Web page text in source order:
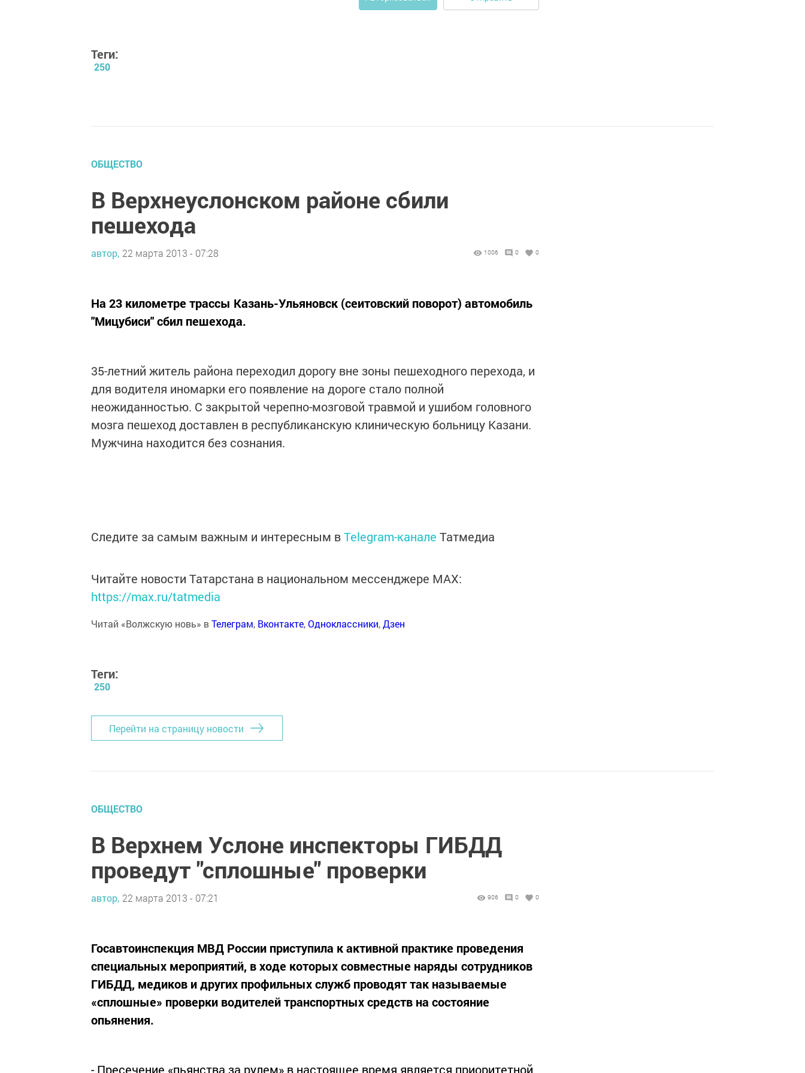
Теги:
250
ОБЩЕСТВО
В Верхнеуслонском районе сбили
пешехода
автор, 22 марта 2013 - 07:28 1006 0 0
На 23 километре трассы Казань-Ульяновск (сеитовский поворот) автомобиль
"Мицубиси" сбил пешехода.
35-летний житель района переходил дорогу вне зоны пешеходного перехода, и
для водителя иномарки его появление на дороге стало полной
неожиданностью. С закрытой черепно-мозговой травмой и ушибом головного
мозга пешеход доставлен в республиканскую клиническую больницу Казани.
Мужчина находится без сознания.
Следите за самым важным и интересным вTelegram-канале Татмедиа
Читайте новости Татарстана в национальном мессенджере MАХ:
https://max.ru/tatmedia
Читай «Волжскую новь» вТелеграм, Вконтакте,Одноклассники,Дзен
Теги:
250
Перейти на страницу новости
ОБЩЕСТВО
В Верхнем Услоне инспекторы ГИБДД
проведут "сплошные" проверки
автор, 22 марта 2013 - 07:21 906 0 0
Госавтоинспекция МВД России приступила к активной практике проведения
специальных мероприятий, в ходе которых совместные наряды сотрудников
ГИБДД, медиков и других профильных служб проводят так называемые
«сплошные» проверки водителей транспортных средств на состояние
опьянения.
- Пресечение «пьянства за рулем» в настоящее время является приоритетной